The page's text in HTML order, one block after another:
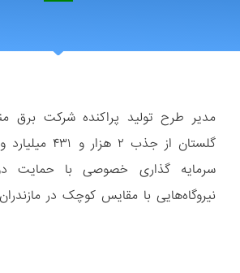
مدیر طرح تولید پراکنده شرکت برق
سرمایه گذاری خصوصی با حمایت
نیروگاه‌هایی با مقایس کوچک در